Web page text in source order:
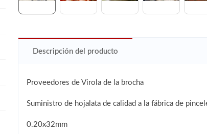
Descripción del producto
Proveedores de Virola de la brocha
Suministro de hojalata de calidad a la fábrica de
0.20x32mm